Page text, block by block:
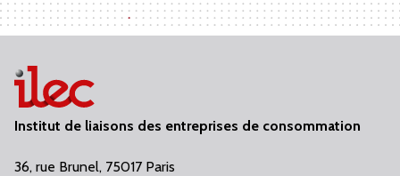
Institut de liaisons des entreprises de consommation
36, rue Brunel, 75017 Paris